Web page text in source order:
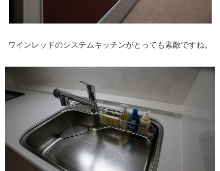
ワインレッドのシステムキッチンがとっても素敵ですね。